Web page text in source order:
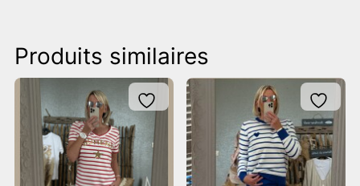
Produits similaires